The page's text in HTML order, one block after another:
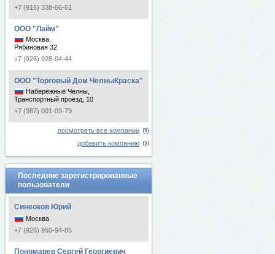
+7 (916) 338-66-61
ООО "Лайм"
Москва,
Рябиновая 32
+7 (926) 928-04-44
ООО "Торговый Дом ЧелныКраска"
Набережные Челны,
Транспортный проезд, 10
+7 (987) 001-09-79
посмотреть все компании
добавить компанию
Последние зарегистрированные
пользователи
Синеоков Юрий
Москва
+7 (926) 950-94-85
Пономарев Сергей Георгиевич